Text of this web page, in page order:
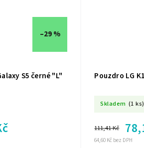
–29 %
S5 černé "L" Pouzdro LG
Skladem (1 ks)
64,60 Kč bez DPH
111,41 Kč